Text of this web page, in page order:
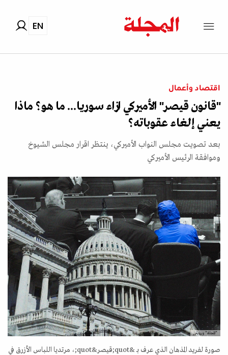
EN
اقتصاد وأعمال
"قانون قيصر" الأميركي ازاء سوريا... ما هو؟ ماذا
يعني إلغاء عقوباته؟
بعد تصويت مجلس النواب الأميركي، ينتظر اقرار مجلس الشيوخ
وموافقة الرئيس الأميركي
"المجلة" ورويترز
صورة لفريد المذهان الذي عرف بـ &quot;قيصر&quot;، مرتديا اللباس الأزرق في